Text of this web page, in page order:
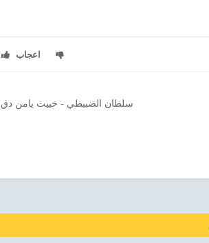
اعجاب
سلطان الضبيطي - حييت يامن دق